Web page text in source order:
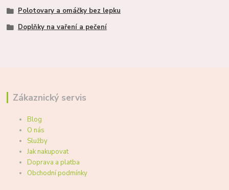
Polotovary a omáčky bez lepku
Doplňky na vaření a pečení
Zákaznický servis
Blog
O nás
Služby
Jak nakupovat
Doprava a platba
Obchodní podmínky